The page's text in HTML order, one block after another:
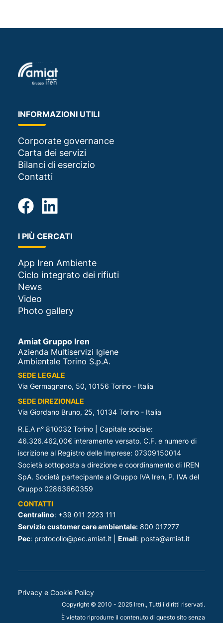
Amiat Gruppo Iren
Azienda Multiservizi Igiene
Ambientale Torino S.p.A.
SEDE LEGALE
Via Germagnano, 50, 10156 Torino - Italia
SEDE DIREZIONALE
Via Giordano Bruno, 25, 10134 Torino - Italia
R.E.A n° 810032 Torino | Capitale sociale:
46.326.462,00€ interamente versato. C.F. e numero di
iscrizione al Registro delle Imprese: 07309150014
Società sottoposta a direzione e coordinamento di IREN
SpA. Società partecipante al Gruppo IVA Iren, P. IVA del
Gruppo 02863660359
CONTATTI
Centralino: +39 011 2223 111
Servizio customer care ambientale: 800 017277
Pec: protocollo@pec.amiat.it | Email: posta@amiat.it
INFORMAZIONI UTILI
Corporate governance
Carta dei servizi
Bilanci di esercizio
Contatti
I PIÙ CERCATI
App Iren Ambiente
Ciclo integrato dei rifiuti
News
Video
Photo gallery
Privacy e Cookie Policy
Copyright © 2010 - 2025 Iren., Tutti i diritti riservati.
È vietato riprodurre il contenuto di questo sito senza